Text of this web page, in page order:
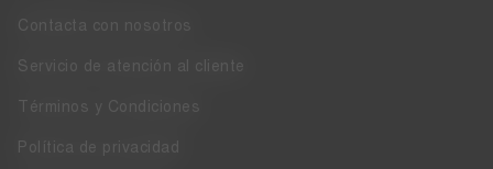
Contacta con nosotros
Servicio de atención al cliente
Términos y Condiciones
Política de privacidad